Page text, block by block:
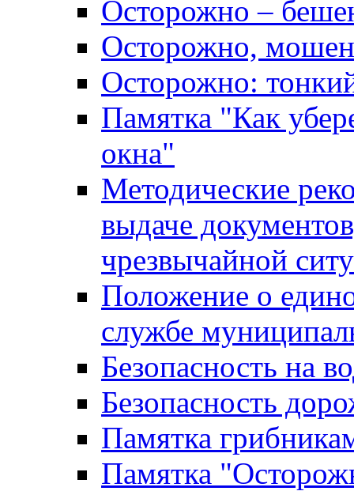
Осторожно –
Осторожно,
Осторожно:
Памятка "Как
окна"
Методические
выдаче
чрезвычайной
Положение о
службе
Безопасность на
Безопасность
Памятка
Памятка